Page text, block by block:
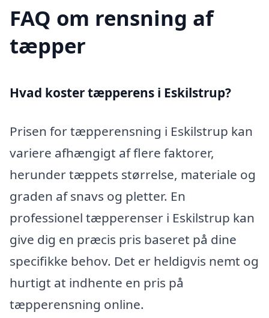
FAQ om rensning af
tæpper
Hvad koster tæpperens i Eskilstrup?
Prisen for tæpperensning i Eskilstrup kan
variere afhængigt af flere faktorer,
herunder tæppets størrelse, materiale og
graden af snavs og pletter. En
professionel tæpperenser i Eskilstrup kan
give dig en præcis pris baseret på dine
specifikke behov. Det er heldigvis nemt og
hurtigt at indhente en pris på
tæpperensning online.